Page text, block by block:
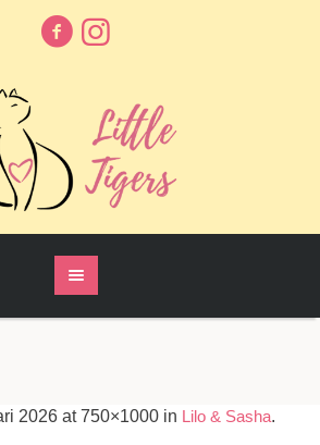
2026 at 750×1000 in Lilo & Sasha.